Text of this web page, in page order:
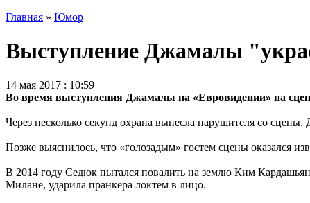
Главная » Юмор
Выступление Джамалы
14 мая 2017 : 10:59
Во время выступления Джамалы на «Евровидении» на
Через несколько секунд охрана вынесла нарушителя со
Позже выяснилось, что «голозадым» гостем сцены оказался
В 2014 году Седюк пытался повалить на землю Ким
Милане, ударила пранкера локтем в лицо.